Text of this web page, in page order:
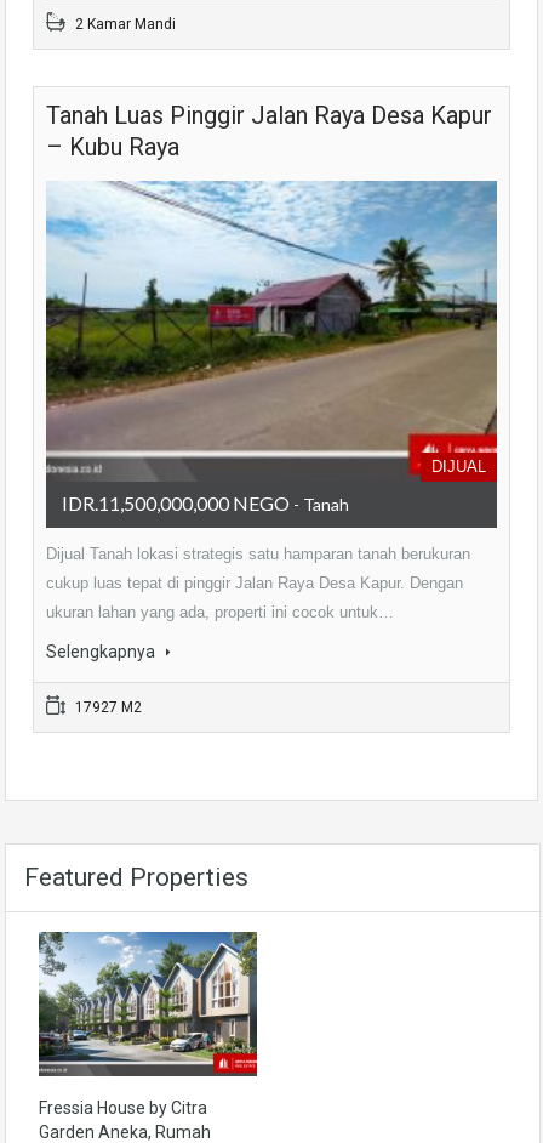
2 Kamar Mandi
Tanah Luas Pinggir Jalan Raya Desa Kapur
– Kubu Raya
DIJUAL
IDR.11,500,000,000 NEGO - Tanah
Dijual Tanah lokasi strategis satu hamparan tanah berukuran
cukup luas tepat di pinggir Jalan Raya Desa Kapur. Dengan
ukuran lahan yang ada, properti ini cocok untuk…
Selengkapnya
17927 M2
Featured Properties
Fressia House by Citra
Garden Aneka, Rumah